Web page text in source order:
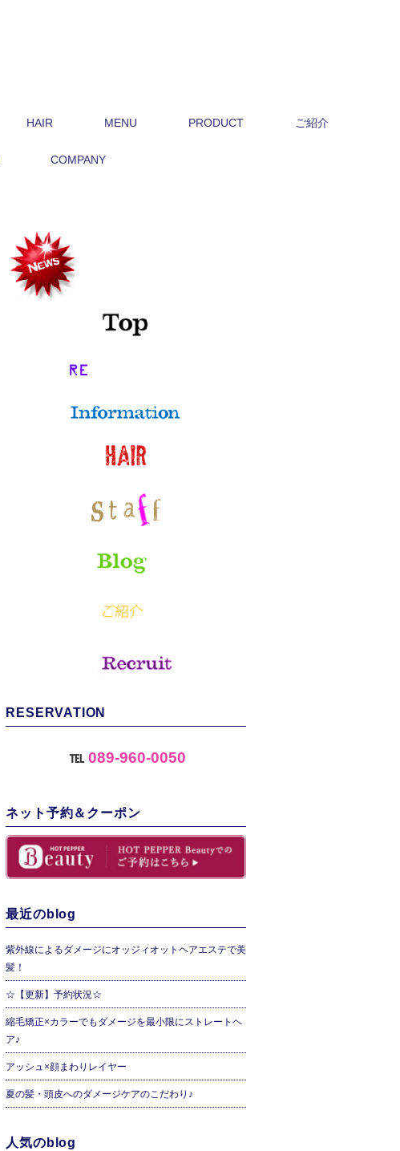
HAIR MENU PRODUCT ご紹介
COMPANY
RESERVATION
℡089-960-0050
ネット予約＆クーポン
最近のblog
紫外線によるダメージにオッジィオットヘアエステで美
髪！
☆【更新】予約状況☆
縮毛矯正×カラーでもダメージを最小限にストレートヘ
ア♪
アッシュ×顔まわりレイヤー
夏の髪・頭皮へのダメージケアのこだわり♪
人気のblog